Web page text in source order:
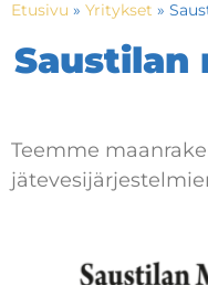
Etusivu » Yritykset »
Saustilan
Teemme